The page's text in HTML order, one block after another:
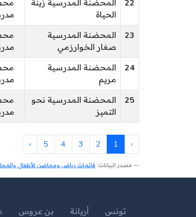
22
المحضنة المدرسية زينة
الحياة
23
المحضنة المدرسية
صغار الخوارزمي
24
المحضنة المدرسية
مريم
25
المحضنة المدرسية نحو
التميز
‹
1
2
3
4
5
›
مصدر البيانات: قائمات رياض ومحاضن الأطفال
تونس أريانة بن عروس